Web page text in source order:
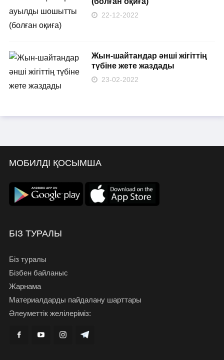
22-12-2022
Жын-шайтандар әнші жігіттің
түбіне жете жаздады
23-02-2022
МОБИЛДІ ҚОСЫМША
БІЗ ТУРАЛЫ
Біз туралы
Бізбен байланыс
Жарнама
Материалдарды пайдалану шарттары
Әлеуметтік желілеріміз: